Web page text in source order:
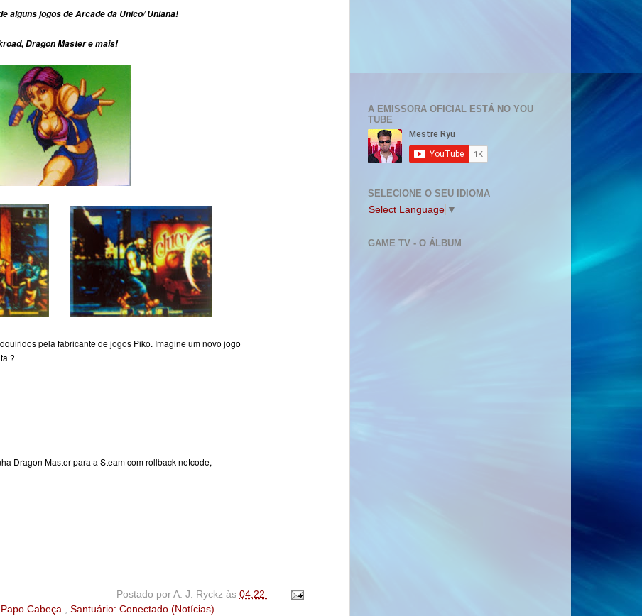
alguns jogos de Arcade da Unico/ Uniana!
Dragon Master e mais!
pela fabricante de jogos Piko. Imagine um novo jogo
?
Dragon Master para a Steam com rollback netcode,
Postado por A. J. Ryckz às 04:22
Papo Cabeça , Santuário: Conectado (Notícias)
A EMISSORA OFICIAL ESTÁ NO YOU
TUBE
SELECIONE O SEU IDIOMA
Select Language ▼
GAME TV - O ÁLBUM